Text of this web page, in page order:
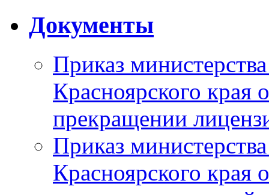
Документы
Приказ
Красноярского
прекращении
Приказ
Красноярского